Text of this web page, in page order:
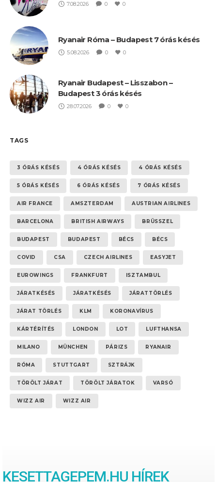
7.08.2026 0 0
Ryanair Róma – Budapest 7 órás késés
5.08.2026 0 0
Ryanair Budapest – Lisszabon –
Budapest 3 órás késés
28.07.2026 0 0
TAGS
3 ÓRÁS KÉSÉS 4 ÓRÁS KÉSÉS 4 ÓRÁS KÉSÉS
5 ÓRÁS KÉSÉS 6 ÓRÁS KÉSÉS 7 ÓRÁS KÉSÉS
AIR FRANCE AMSZTERDAM AUSTRIAN AIRLINES
BARCELONA BRITISH AIRWAYS BRÜSSZEL
BUDAPEST BUDAPEST BÉCS BÉCS
COVID CSA CZECH AIRLINES EASYJET
EUROWINGS FRANKFURT ISZTAMBUL
JÁRATKÉSÉS JÁRATKÉSÉS JÁRATTÖRLÉS
JÁRAT TÖRLÉS KLM KORONAVÍRUS
KÁRTÉRÍTÉS LONDON LOT LUFTHANSA
MILANO MÜNCHEN PÁRIZS RYANAIR
RÓMA STUTTGART SZTRÁJK
TÖRÖLT JÁRAT TÖRÖLT JÁRATOK VARSÓ
WIZZ AIR WIZZ AIR
KESETTAGEPEM.HU HÍREK